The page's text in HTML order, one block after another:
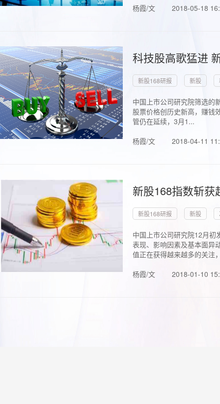
杨霞/文
2018-05-18
科技股高歌猛进
新股168研报 新股
中国上市公司研究院筛选的
股票价格创历史新高，赚钱
管仍在延续，3月1...
杨霞/文
2018-04-11
新股168指数斩
新股168研报 新股
中国上市公司研究院12月初
表现、影响因素及基本面异
值正在获得越来越多的关注
杨霞/文
2018-01-10